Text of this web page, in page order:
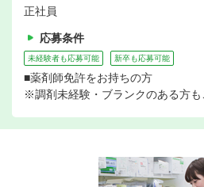
正社員
応募条件
未経験者も応募可能 新卒も応募可能
■薬剤師免許をお持ちの方
※調剤未経験・ブランクのある方も